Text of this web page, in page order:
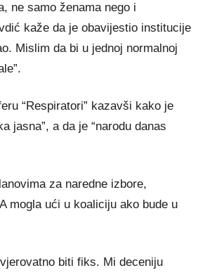
ne samo ženama nego i
kaže da je obavijestio institucije
Mislim da bi u jednoj normalnoj
“Respiratori” kazavši kako je
jasna”, a da je “narodu danas
za naredne izbore,
mogla ući u koaliciju ako bude u
biti fiks. Mi deceniju